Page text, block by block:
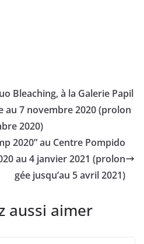
Bleaching, à la Galerie Papil
au 7 novembre 2020 (prolon
2020)
2020” au Centre Pompido
au 4 janvier 2021 (prolon
gée jusqu’au 5 avril 2021)
aussi aimer